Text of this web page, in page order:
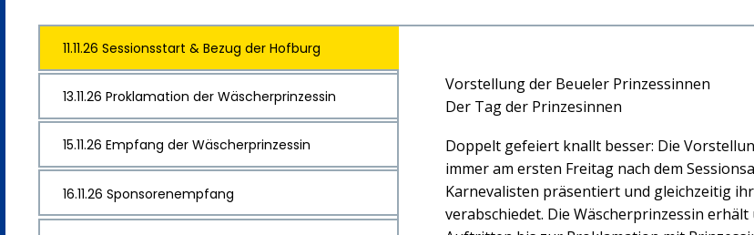
11.11.26 Sessionsstart & Bezug der Hofburg
13.11.26 Proklamation der Wäscherprinzessin
15.11.26 Empfang der Wäscherprinzessin
16.11.26 Sponsorenempfang
Vorstellung der Beueler Prinzessinnen
Der Tag der Prinzesinnen
Doppelt gefeiert knallt besser: Die
immer am ersten Freitag nach dem
Karnevalisten präsentiert und gleichzeitig
verabschiedet. Die Wäscherprinzessin erhält